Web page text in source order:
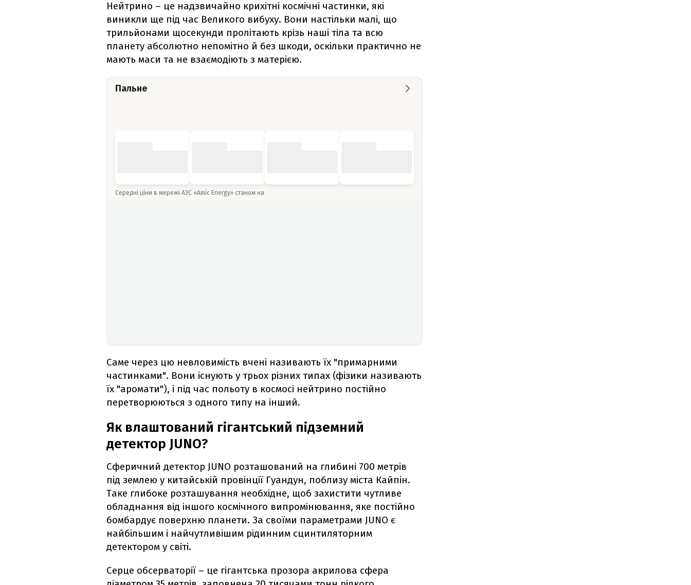
Нейтрино – це надзвичайно крихітні космічні частинки, які
виникли ще під час Великого вибуху. Вони настільки малі, що
трильйонами щосекунди пролітають крізь наші тіла та всю
планету абсолютно непомітно й без шкоди, оскільки практично не
мають маси та не взаємодіють з матерією.
Пальне
Середні ціни в мережі АЗС «Amic Energy» станом на
Саме через цю невловимість вчені називають їх "примарними
частинками". Вони існують у трьох різних типах (фізики називають
їх "аромати"), і під час польоту в космосі нейтрино постійно
перетворюються з одного типу на інший.
Як влаштований гігантський підземний
детектор JUNO?
Сферичний детектор JUNO розташований на глибині 700 метрів
під землею у китайській провінції Гуандун, поблизу міста Кайпін.
Таке глибоке розташування необхідне, щоб захистити чутливе
обладнання від іншого космічного випромінювання, яке постійно
бомбардує поверхню планети. За своїми параметрами JUNO є
найбільшим і найчутливішим рідинним сцинтиляторним
детектором у світі.
Серце обсерваторії – це гігантська прозора акрилова сфера